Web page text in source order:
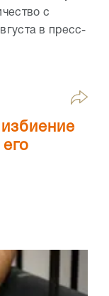
с
в пресс-